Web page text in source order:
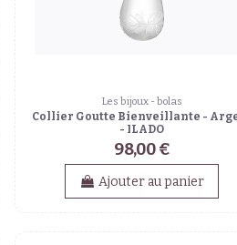
Les bijoux - bolas
Collier Goutte Bienveillante -
- ILADO
98,00 €
Ajouter au panier